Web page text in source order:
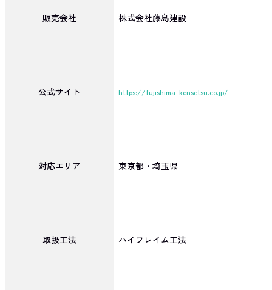
販売会社 株式会社藤島建設
公式サイト https://fujishima-kensetsu.co.jp/
対応エリア 東京都・埼玉県
取扱工法 ハイフレイム工法